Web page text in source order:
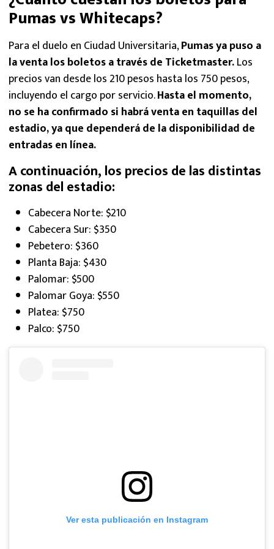
Pumas vs Whitecaps?
Para el duelo en Ciudad Universitaria,Pumas ya puso a
la venta los boletos a través de Ticketmaster.Los
precios van desde los 210 pesos hasta los 750 pesos,
incluyendo el cargo por servicio.Hasta el momento,
no se ha confirmado si habrá venta en taquillas del
estadio, ya que dependerá de la disponibilidad de
entradas en línea.
A continuación, los precios de las distintas
zonas del estadio:
Cabecera Norte: $210
Cabecera Sur: $350
Pebetero: $360
Planta Baja: $430
Palomar: $500
Palomar Goya: $550
Platea: $750
Palco: $750
Ver esta publicación en Instagram